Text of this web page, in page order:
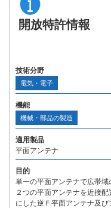
開放特許情報
技術分野
電気・電子
機能
機械・部品の製造
適用製品
平面アンテナ
目的
単一の平面アンテナで広帯域
２つの平面アンテナを近接
にした逆Ｆ平面アンテナ及び